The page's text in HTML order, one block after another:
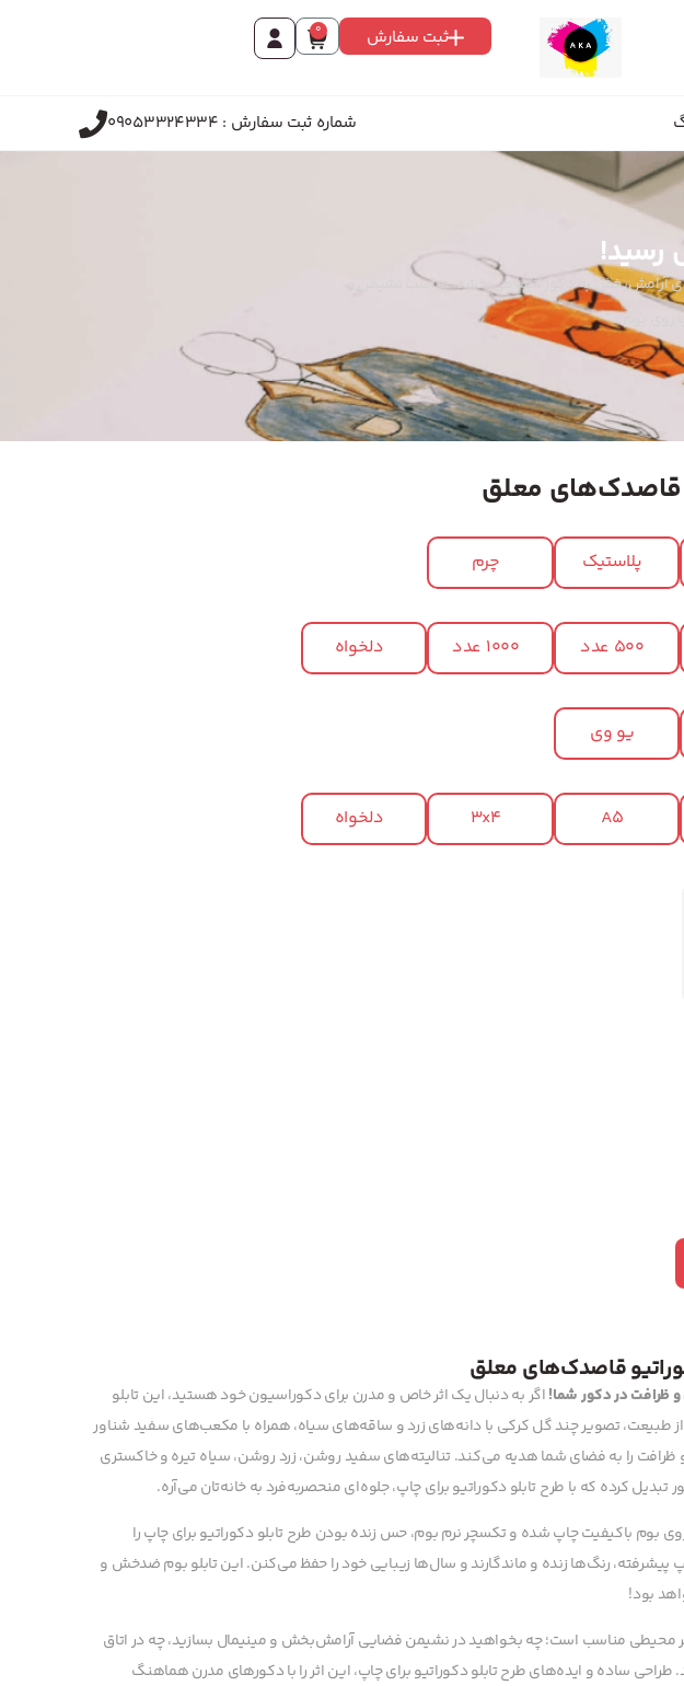
ثبت سفارش 0
شماره ثبت سفارش : 09053324334
رسید!
آرامش‌بخش به دکور شما می‌بخشد. مناسب نشیمن و
روی بوم.
قاصدک‌های معلق
پلاستیک چرم
500 عدد 1000 عدد دلخواه
یو وی
A5
3x4 دلخواه
قاصدک‌های معلق
و ظرافت در دکور شما!اگر به دنبال یک اثر خاص و مدرن برای دکوراسیون خود هستید، این تابلو
از طبیعت، تصویر چند گل کرکی با دانه‌های زرد و ساقه‌های سیاه، همراه با مکعب‌های سفید شناور
را به فضای شما هدیه می‌کند. تنالیته‌های سفید روشن، زرد روشن، سیاه تیره و خاکستری
تبدیل کرده که با طرح تابلو دکوراتیو برای چاپ، جلوه‌ای منحصربه‌فرد به خانه‌تان می‌آره.
بوم باکیفیت چاپ شده و تکسچر نرم بوم، حس زنده بودن طرح تابلو دکوراتیو برای چاپ را
پیشرفته، رنگ‌ها زنده و ماندگارند و سال‌ها زیبایی خود را حفظ می‌کنن. این تابلو بوم ضدخش و
بود!
هر محیطی مناسب است؛ چه بخواهید در نشیمن فضایی آرامش‌بخش و مینیمال بسازید، چه در اتاق
طراحی ساده و ایده‌های طرح تابلو دکوراتیو برای چاپ، این اثر را با دکورهای مدرن هماهنگ